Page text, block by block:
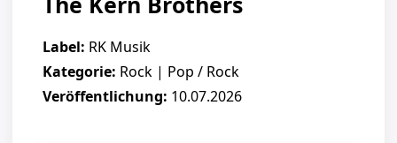
Label: RK Musik
Kategorie: Rock | Pop / Rock
Veröffentlichung: 10.07.2026